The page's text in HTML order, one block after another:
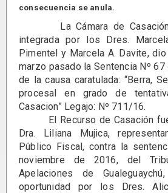
consecuencia se anula.
La Cámara de Casación
integrada por los Dres.
Pimentel y Marcela A. Davite,
marzo pasado la Sentencia Nº
de la causa caratulada: “Berra,
procesal en grado de
Casacion” Legajo: Nº 711/16.
El Recurso de Casación fue
Dra. Liliana Mujica,
Público Fiscal, contra la
noviembre de 2016, del
Apelaciones de
oportunidad por los Dres.